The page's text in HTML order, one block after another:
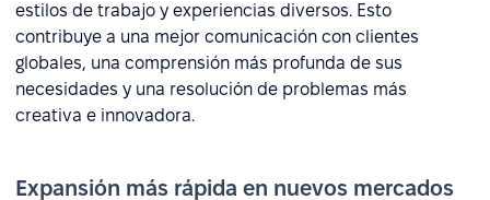
estilos de trabajo y experiencias diversos. Esto
contribuye a una mejor comunicación con clientes
globales, una comprensión más profunda de sus
necesidades y una resolución de problemas más
creativa e innovadora.
Expansión más rápida en nuevos mercados